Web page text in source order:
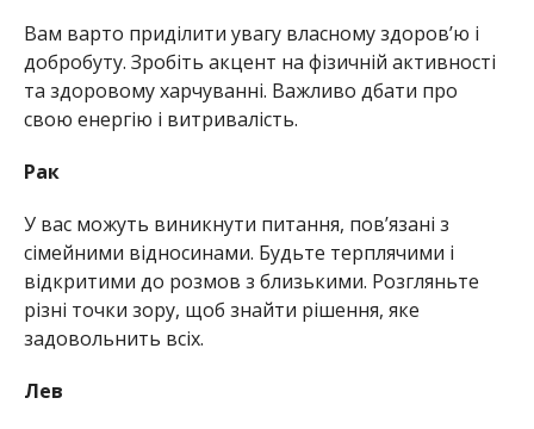
Вам варто приділити увагу власному здоров’ю і
добробуту. Зробіть акцент на фізичній активності
та здоровому харчуванні. Важливо дбати про
свою енергію і витривалість.
Рак
У вас можуть виникнути питання, пов’язані з
сімейними відносинами. Будьте терплячими і
відкритими до розмов з близькими. Розгляньте
різні точки зору, щоб знайти рішення, яке
задовольнить всіх.
Лев